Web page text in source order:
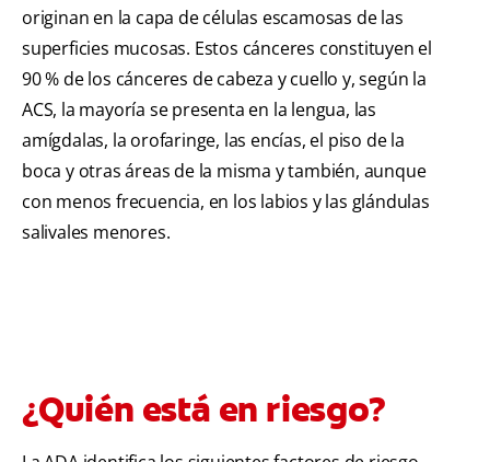
originan en la capa de células escamosas de las
superficies mucosas. Estos cánceres constituyen el
90 % de los cánceres de cabeza y cuello y, según la
ACS, la mayoría se presenta en la lengua, las
amígdalas, la orofaringe, las encías, el piso de la
boca y otras áreas de la misma y también, aunque
con menos frecuencia, en los labios y las glándulas
salivales menores.
¿Quién está en riesgo?